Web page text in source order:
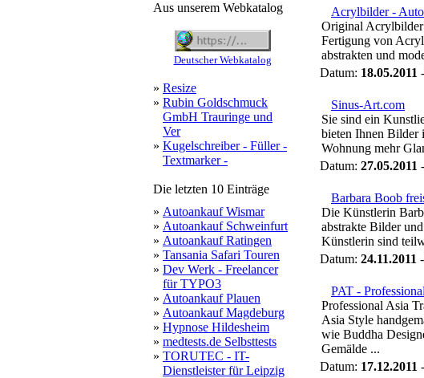
Aus unserem Webkatalog
Deutscher Webkatalog
» Resize
» Rubin Goldschmuck
GmbH Trauringe und
Ver
» Kugelschreiber - Füller -
Textmarker -
Die letzten 10 Einträge
» Autoankauf Wismar
» Autoankauf Schweinfurt
» Autoankauf Ratingen
» Tansania Safari Touren
» Dev Werk - Freelancer
für TYPO3
» Autoankauf Plauen
» Autoankauf Magdeburg
» Hypnose Hildesheim
» medtests.de Selbsttests
» TORUTEC - IT-
Dienstleister für Leipzig
Acrylbilder -
Original Acrylbilder
Fertigung von
abstrakten und
Datum: 18.05.2011
Sinus-Art.com
Sie sind ein
bieten Ihnen Bilder
Wohnung mehr
Datum: 27.05.2011
Barbara Boob
Die Künstlerin
abstrakte Bilder
Künstlerin sind
Datum: 24.11.2011
PAT -
Professional Asia
Asia Style
wie Buddha
Gemälde ...
Datum: 17.12.2011